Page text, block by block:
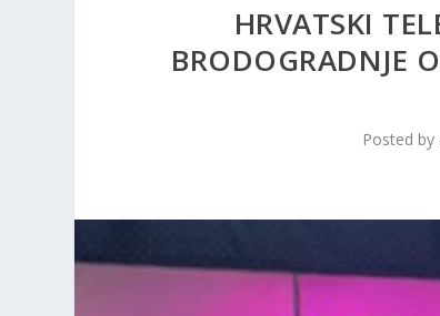
HRVATSKI
BRODOGRADNJE
Posted by